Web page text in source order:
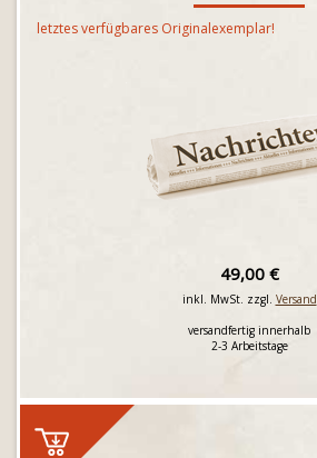
letztes verfügbares Originalexemplar!
49,00 €
inkl. MwSt. zzgl. Versand
versandfertig innerhalb
2-3 Arbeitstage